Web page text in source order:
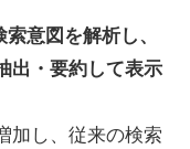
意図を解析し、
出・要約して表示
加し、従来の検索